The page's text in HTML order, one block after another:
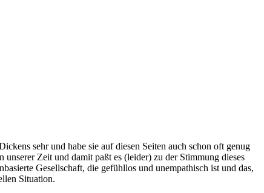
sehr und habe sie auf diesen Seiten auch schon oft genug
Zeit und damit paßt es (leider) zu der Stimmung dieses
Gesellschaft, die gefühllos und unempathisch ist und das,
Situation.